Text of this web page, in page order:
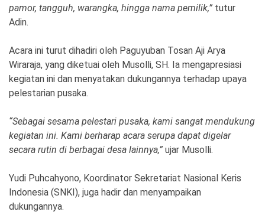
©
2026
News
Indonesia
.
All
Reserve
pamor, tangguh, warangka, hingga nama pemilik,” tutur
Adin.
Acara ini turut dihadiri oleh Paguyuban Tosan Aji Arya
Wiraraja, yang diketuai oleh Musolli, SH. Ia mengapresiasi
kegiatan ini dan menyatakan dukungannya terhadap upaya
pelestarian pusaka.
“Sebagai sesama pelestari pusaka, kami sangat mendukung
kegiatan ini. Kami berharap acara serupa dapat digelar
secara rutin di berbagai desa lainnya,” ujar Musolli.
Yudi Puhcahyono, Koordinator Sekretariat Nasional Keris
Indonesia (SNKI), juga hadir dan menyampaikan
dukungannya.